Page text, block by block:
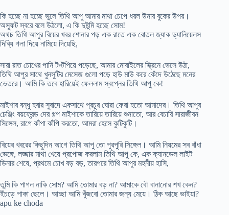
কি হচ্ছে না হচ্ছে ভুলে তিথি আপু আমার মাথা চেপে ধরল উনার বুকের উপর।
অস্ফুট স্বরে বলে উঠলো, এ কি দুষ্টুমি হচ্ছে সোম!
অথচ তিথি আপুর বিয়ের খবর শোনার পড় এক রাতে এক বোতল জ্যাক ড্যানিয়েলস
দিব্যি গলা দিয়ে নামিয়ে দিয়েছি,
সারা রাত চোখের পানি টপ্টপিয়ে পড়েছে, আমার মোবাইলের স্ক্রিনে ভেসে উঠা,
তিথি আপুর সাথে খুনসুটির মেসেজ গুলো পড়ে হাউ মাউ করে কেঁদে উঠেছে মনের
ভেতরে। আমি কি তবে হারিয়েই ফেললাম স্বপ্নের তিথি আপু কে!
মাইশার বন্ধু হবার সুবাদে একসাথে প্রচুর ঘোরা ফেরা হতো আমাদের। তিথি আপুর
চেঞ্জিং বয়ফ্রেন্ড দের গল্প মাইশাকে তারিয়ে তারিয়ে শুনাতো, আর বেচারি সারাজীবন
সিঙ্গেল, রাগে কাঁপা কাঁপি করতো, আমরা হেসে কুটিকুটি।
বিয়ের খবরের কিছুদিন আগে তিথি আপু তো পুরপুরি সিঙ্গেল। আমি নিয়মের সব বাঁধা
ভেঙ্গে, লজ্জার মাথা খেয়ে প্রপোজ করলাম তিথি আপু কে, এক ক্যানডেল লাইট
ডিনার শেষে, প্রথমে চোখ বড় বড়, তারপরে তিথি আপুর মহনীয় হাসি,
তুমি কি পাগল নাকি সোম? আমি তোমার বড় না? আমাকে বৌ বানানোর শখ কেন?
ইঁচড়ে পাকা ছেলে। আচ্ছা আমি খুঁজবো তোমার জন্য মেয়ে। ঠিক আছে ভাইয়া?
apu ke choda